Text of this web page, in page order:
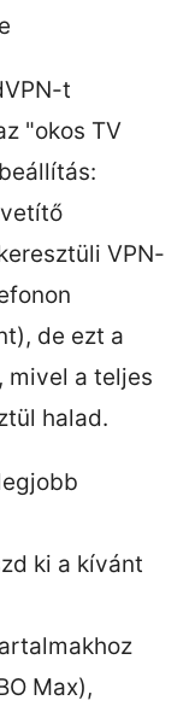
t
"okos TV
VPN-
de ezt a
mivel a teljes
halad.
ki a kívánt
Max),